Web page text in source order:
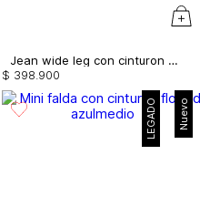
Jean wide leg con cinturon flor 3d
$ 398 900
Nuevo
LEGADO